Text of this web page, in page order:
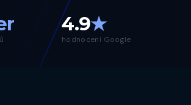
4.9★
hodnocení Google